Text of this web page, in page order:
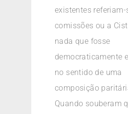
existentes referiam-
comissões ou a
nada que fosse
democraticamente
no sentido de uma
composição
Quando souberam